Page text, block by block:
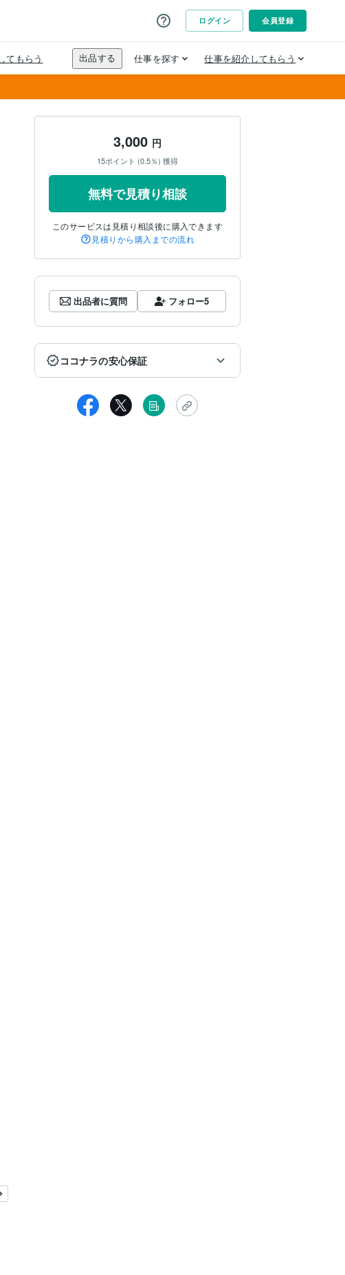
3,000 円
15ポイント (0.5％) 獲得
無料で見積り相談
このサービスは見積り相談後に購入できます
見積りから購入までの流れ
出品者に質問 フォロー5
ココナラの安心保証